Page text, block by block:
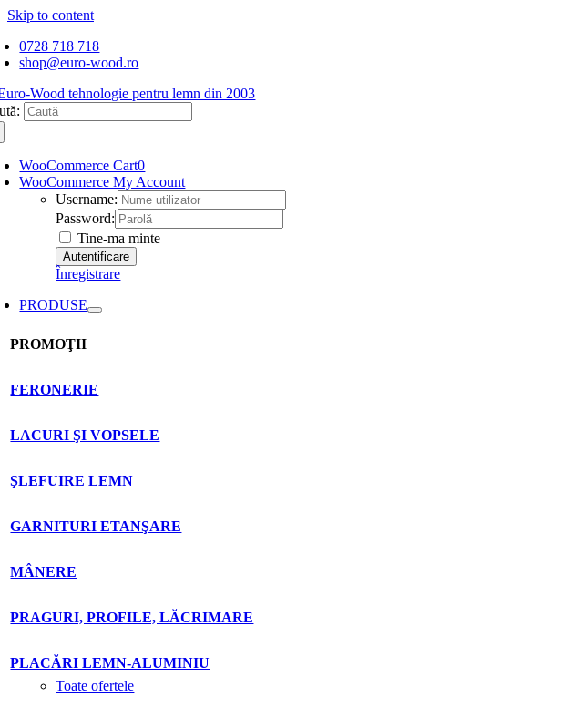
Skip to content
0728 718 718
shop@euro-wood.ro
WooCommerce Cart0
WooCommerce My Account
Username:
Password:
Tine-ma minte
Înregistrare
PRODUSE
PROMOŢII
FERONERIE
LACURI ŞI VOPSELE
ŞLEFUIRE LEMN
GARNITURI ETANŞARE
MÂNERE
PRAGURI, PROFILE, LĂCRIMARE
PLACĂRI LEMN-ALUMINIU
Toate ofertele